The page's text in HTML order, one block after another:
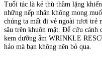
Tuổi tác là kẻ thù thầm lặng
những nếp nhăn không mong
chúng ta mất đi vẻ ngoài tươi trẻ
sâu trên khuôn mặt. Để cứu cánh
kem dưỡng ẩm WRINKLE
hảo mà bạn không nên bỏ qua.